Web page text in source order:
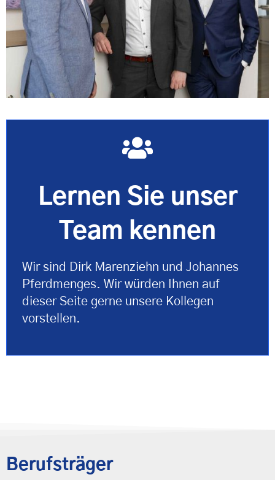
Lernen Sie unser
Team kennen
Wir sind Dirk Marenziehn und Johannes
Pferdmenges. Wir würden Ihnen auf
dieser Seite gerne unsere Kollegen
vorstellen.
Berufsträger